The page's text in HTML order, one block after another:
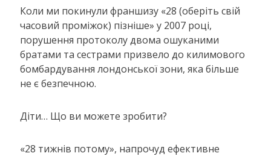
Коли ми покинули франшизу «28 (оберіть свій
часовий проміжок) пізніше» у 2007 році,
порушення протоколу двома ошуканими
братами та сестрами призвело до килимового
бомбардування лондонської зони, яка більше
не є безпечною.
Діти… Що ви можете зробити?
«28 тижнів потому», напрочуд ефективне